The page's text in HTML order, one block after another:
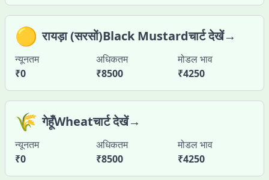
🟡 रायड़ा (सरसों)Black Mustardचार्ट देखें→
न्यूनतम
₹0
अधिकतम
₹8500
मोडल भाव
₹4250
🌾 गेहूँWheatचार्ट देखें→
न्यूनतम
₹0
अधिकतम
₹8500
मोडल भाव
₹4250